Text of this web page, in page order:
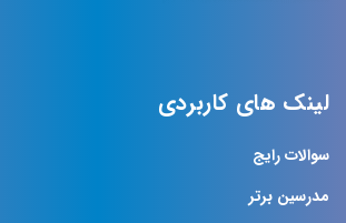
لینک های کاربردی
سوالات رایج
مدرسین برتر